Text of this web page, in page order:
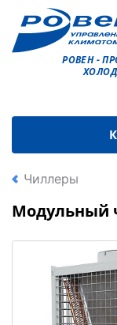
РОВЕН -
Чиллеры
Модульный